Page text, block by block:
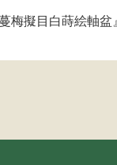
梅擬目白蒔絵軸盆